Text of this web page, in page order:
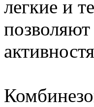
легкие и